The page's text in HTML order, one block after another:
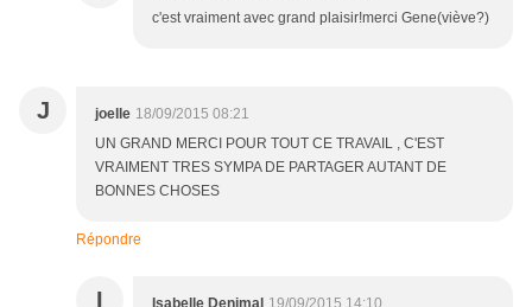
c'est vraiment avec grand plaisir!merci Gene(viève?)
J joelle 18/09/2015 08:21
UN GRAND MERCI POUR TOUT CE TRAVAIL , C'EST
VRAIMENT TRES SYMPA DE PARTAGER AUTANT DE
BONNES CHOSES
Répondre
I Isabelle Denimal 19/09/2015 14:10